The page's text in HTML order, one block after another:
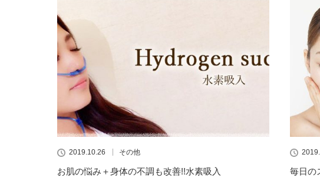
2019.10.26 その他
お肌の悩み＋身体の不調も改善!!水素吸入 毎日の